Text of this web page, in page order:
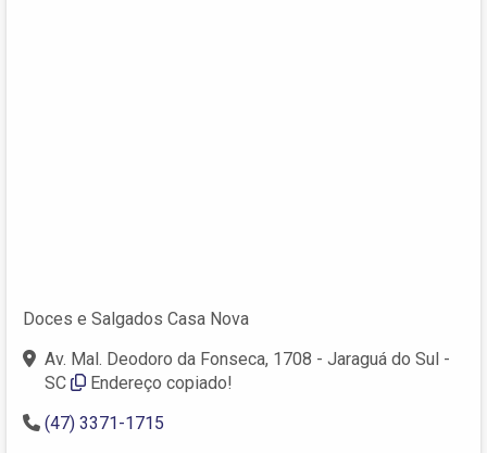
Doces e Salgados Casa Nova
Av. Mal. Deodoro da Fonseca, 1708 - Jaraguá do Sul -
SC
Endereço copiado!
(47) 3371-1715